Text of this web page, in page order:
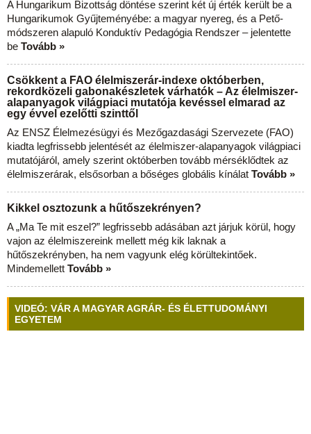
A Hungarikum Bizottság döntése szerint két új érték került be a
Hungarikumok Gyűjteményébe: a magyar nyereg, és a Pető-
módszeren alapuló Konduktív Pedagógia Rendszer – jelentette
be Tovább »
Csökkent a FAO élelmiszerár-indexe októberben,
rekordközeli gabonakészletek várhatók – Az élelmiszer-
alapanyagok világpiaci mutatója kevéssel elmarad az
egy évvel ezelőtti szinttől
Az ENSZ Élelmezésügyi és Mezőgazdasági Szervezete (FAO)
kiadta legfrissebb jelentését az élelmiszer-alapanyagok világpiaci
mutatójáról, amely szerint októberben tovább mérséklődtek az
élelmiszerárak, elsősorban a bőséges globális kínálat Tovább »
Kikkel osztozunk a hűtőszekrényen?
A „Ma Te mit eszel?” legfrissebb adásában azt járjuk körül, hogy
vajon az élelmiszereink mellett még kik laknak a
hűtőszekrényben, ha nem vagyunk elég körültekintőek.
Mindemellett Tovább »
VIDEÓ: VÁR A MAGYAR AGRÁR- ÉS ÉLETTUDOMÁNYI
EGYETEM